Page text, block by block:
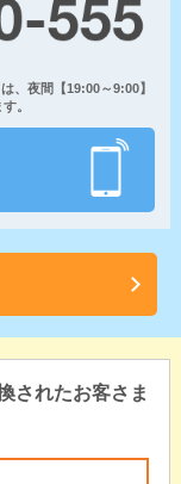
、夜間【19:00～9:00】
。
されたお客さま